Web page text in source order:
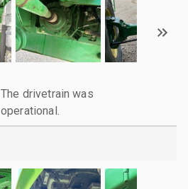
The drivetrain was
operational.